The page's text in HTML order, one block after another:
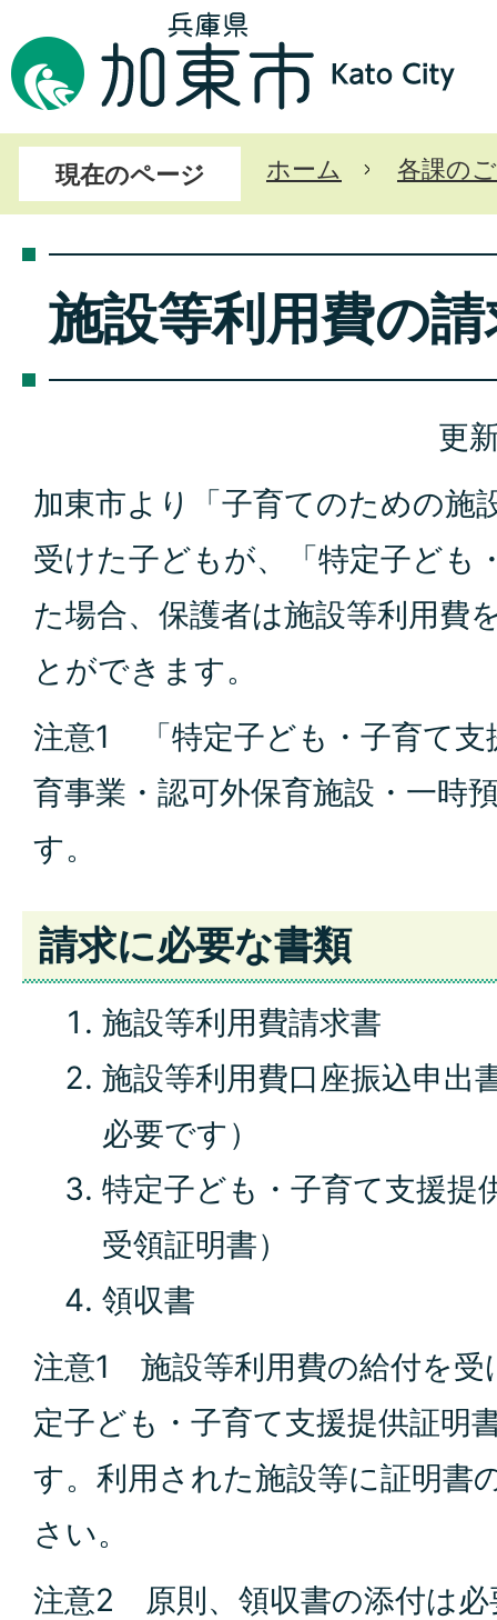
現在のページ ホーム 各課の
施設等利用費の
更
加東市より「子育てのための施
受けた子どもが、「特定子ども
た場合、保護者は施設等利用費
とができます。
注意1 「特定子ども・子育て支
育事業・認可外保育施設・一時
す。
請求に必要な書類
施設等利用費請求書
施設等利用費口座振込申出
必要です）
特定子ども・子育て支援提
受領証明書）
領収書
注意1 施設等利用費の給付を受
定子ども・子育て支援提供証明
す。利用された施設等に証明書
さい。
注意2 原則、領収書の添付は必